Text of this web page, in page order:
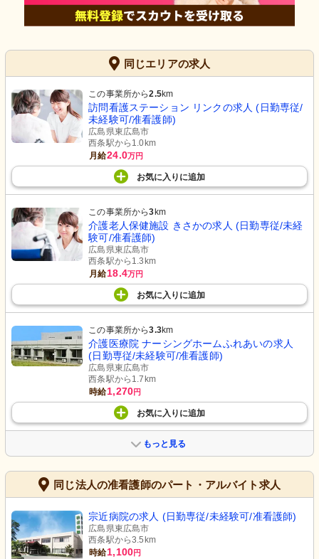
同じエリアの求人
この事業所から2.5km
訪問看護ステーション リンクの求人 (日勤専従/
未経験可/准看護師)
広島県東広島市
西条駅から1.0km
月給24.0万円
お気に入り に追加
この事業所から3 km
介護老人保健施設 きさかの求人 (日勤専従/未経
験可/准看護師)
広島県東広島市
西条駅から1.3km
月給18.4万円
お気に入り に追加
この事業所から3.3km
介護医療院 ナーシングホームふれあいの求人
(日勤専従/未経験可/准看護師)
広島県東広島市
西条駅から1.7km
時給1,270円
お気に入り に追加
もっと見る
同じ法人の准看護師のパート・アルバイト求人
宗近病院の求人 (日勤専従/未経験可/准看護師)
広島県東広島市
西条駅から3.5km
時給1,100円